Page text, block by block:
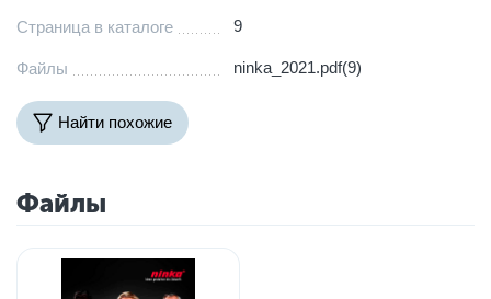
Страница в каталоге 9
Файлы ninka_2021.pdf(9)
Найти похожие
Файлы